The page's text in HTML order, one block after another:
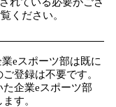
ください。
eスポーツ部は既に
登録は不要です。
企業eスポーツ部
す。